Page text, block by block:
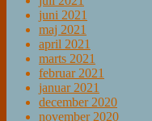
juni 2021
maj 2021
april 2021
marts 2021
februar 2021
januar 2021
december 2020
november 2020